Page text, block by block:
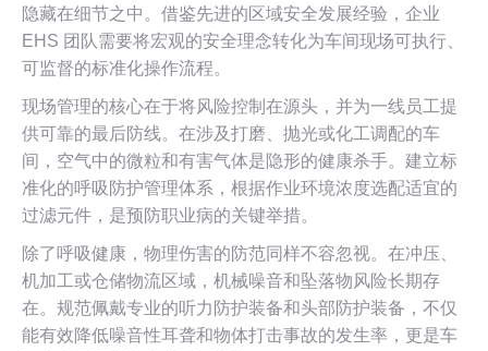
隐藏在细节之中。借鉴先进的区域安全发展经验，企业
EHS 团队需要将宏观的安全理念转化为车间现场可执行、
可监督的标准化操作流程。
现场管理的核心在于将风险控制在源头，并为一线员工提
供可靠的最后防线。在涉及打磨、抛光或化工调配的车
间，空气中的微粒和有害气体是隐形的健康杀手。建立标
准化的呼吸防护管理体系，根据作业环境浓度选配适宜的
过滤元件，是预防职业病的关键举措。
除了呼吸健康，物理伤害的防范同样不容忽视。在冲压、
机加工或仓储物流区域，机械噪音和坠落物风险长期存
在。规范佩戴专业的听力防护装备和头部防护装备，不仅
能有效降低噪音性耳聋和物体打击事故的发生率，更是车